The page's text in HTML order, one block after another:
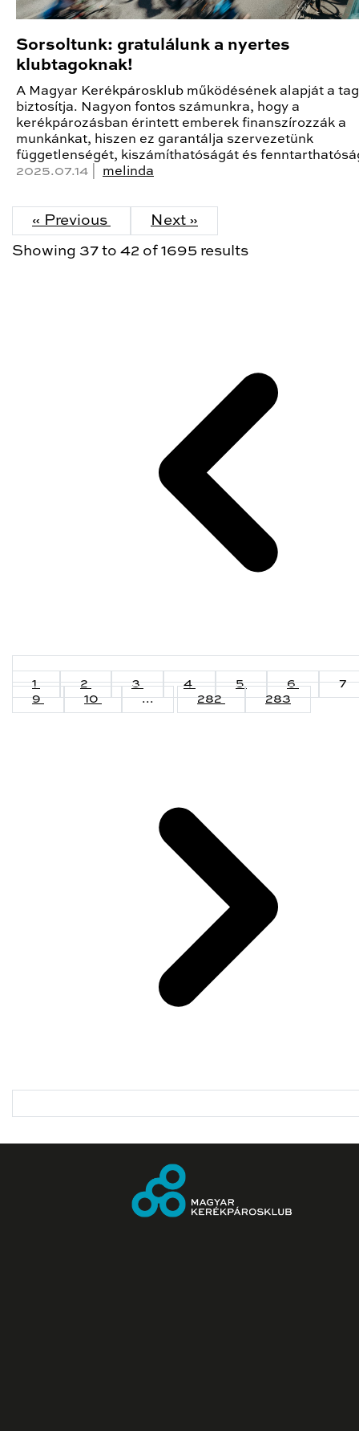
Sorsoltunk: gratulálunk a nyertes
klubtagoknak!
A Magyar Kerékpárosklub működésének alapját a
biztosítja. Nagyon fontos számunkra, hogy a
kerékpározásban érintett emberek finanszírozzák a
munkánkat, hiszen ez garantálja szervezetünk
függetlenségét, kiszámíthatóságát és
2025.07.14 | melinda
« Previous Next »
Showing 37 to 42 of 1695 results
1 2 3 4 5 6
7
9
10 ... 282 283